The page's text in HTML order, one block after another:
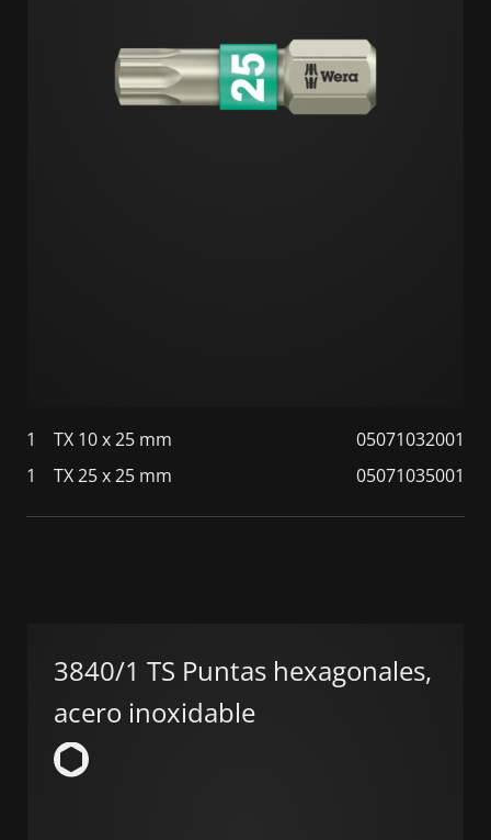
1 TX 10 x 25 mm
05071032001
1
TX 25 x 25 mm 05071035001
3840/1 TS Puntas hexagonales,
acero inoxidable